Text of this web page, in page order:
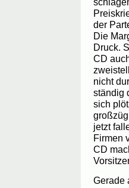
der
Die
Druck.
CD
nicht
ständig
sich
jetzt
Firmen
CD
Gerade